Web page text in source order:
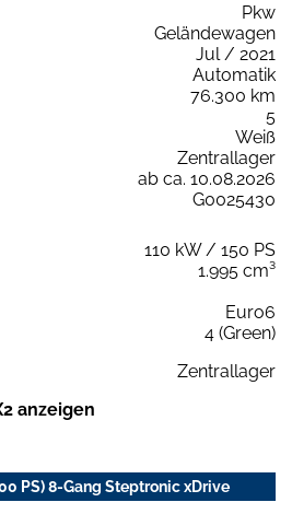
Pkw
Geländewagen
Jul / 2021
Automatik
76.300 km
5
Weiß
Zentrallager
ab ca. 10.08.2026
G0025430
110 kW / 150 PS
1.995 cm³
Euro6
4 (Green)
Zentrallager
anzeigen
PS) 8-Gang Steptronic xDrive